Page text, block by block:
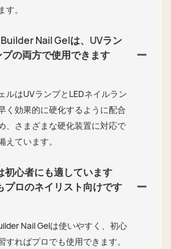
す。
Nail Gelは、UVラン
プの両方で使用できます
ルはUVランプとLEDネイルラン
く効果的に硬化するように配合
、さまざまな硬化装置に対応で
えています。
初心者にも適しています
プロのネイリスト向けです
Nail Gelは使いやすく、初心
すればプロでも使用できます。